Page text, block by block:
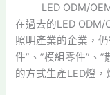
LED ODM/
在過去的LED ODM/
照明產業的企業，
件”、”模組零件”、
的方式生產LED燈